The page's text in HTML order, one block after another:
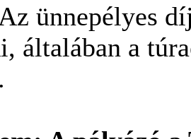
ünnepélyes
általában a